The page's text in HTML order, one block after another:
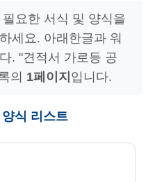
요한 서식 및 양식을
세요. 아래한글과 워
. "견적서 가로등 공
의 1페이지 입니다.
식 리스트